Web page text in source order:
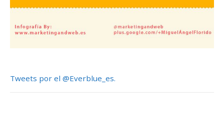
Tweets por el @Everblue_es.